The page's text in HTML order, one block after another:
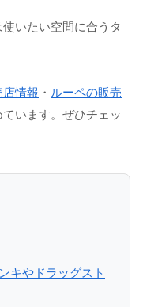
いたい空間に合うタ
店情報 ・ ルーペの販売
ています。ぜひチェッ
キやドラッグスト